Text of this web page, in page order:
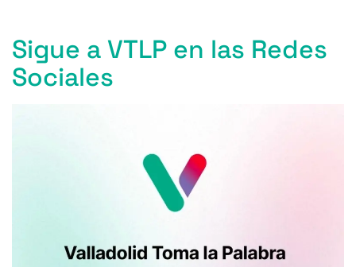
Sigue a VTLP en las Redes
Sociales